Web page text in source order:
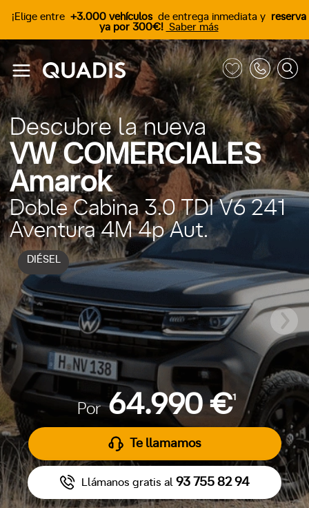
¡Elige entre +3.000 vehículos de entrega inmediata y reserva
ya por 300€! Saber más
Descubre la nueva
VW COMERCIALES
Amarok
DIÉSEL
Doble Cabina 3.0 TDI V6 241
Aventura 4M 4p Aut.
Por64.990 €1
Te llamamos
Llámanos gratis al 93 755 82 94